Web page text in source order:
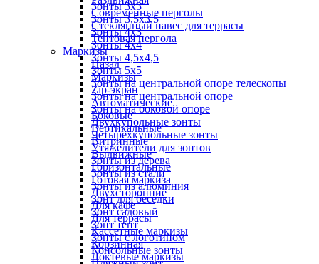
Зонты 3х3
Зонты 3,5х3,5
Зонты 4х3
Зонты 4х4
Зонты 4,5х4,5
Зонты 5х5
Зонты на центральной опоре телескопы
Зонты на центральной опоре
Зонты на боковой опоре
Двухкупольные зонты
Четырехкупольные зонты
Утяжелители для зонтов
Зонты из дерева
Зонты из стали
Зонты из алюминия
Зонт для беседки
Зонт садовый
Зонт тент
Зонты с логотипом
Консольные зонты
Современные перголы
Стеклянный навес для террасы
Тентовая пергола
Маркизы
Назад
Маркизы
Zip-экран
Автоматические
Боковые
Вертикальные
Витринные
Выдвижные
Горизонтальные
Готовая маркиза
Двухсторонние
Для кафе
Для террасы
Кассетные маркизы
Корзинная
Локтевые маркизы